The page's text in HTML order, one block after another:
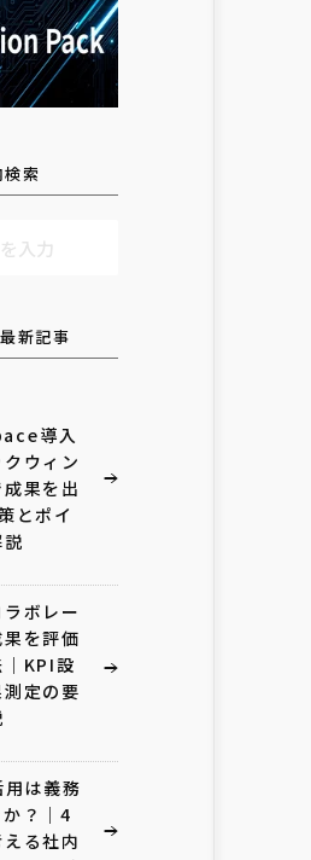
検索
最新記事
導入
ウィン
成果を出
とポイ
ボレー
を評価
KPI設
定の要
は義務
？｜4
る社内